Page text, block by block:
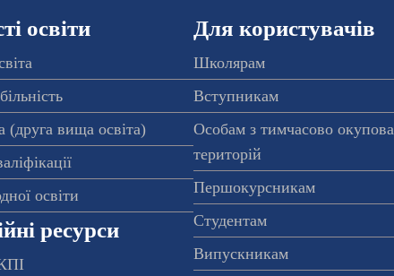
освіти
(друга вища освіта)
освіти
ресурси
Для користувачів
Школярам
Вступникам
Особам з тимчасово
територій
Першокурсникам
Студентам
Випускникам